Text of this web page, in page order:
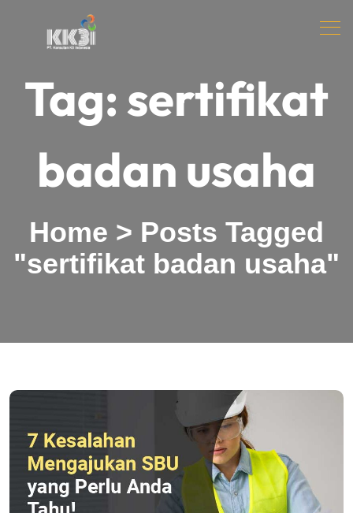
Tag:sertifikat
badan usaha
Home > Posts Tagged
"sertifikat badan usaha"